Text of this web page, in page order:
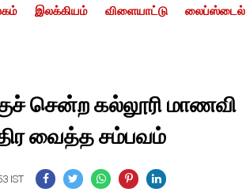
இலக்கியம் விளையாட்டு லைப்ஸ்டைல்
சென்ற கல்லூரி மாணவி
வைத்த சம்பவம்
IST